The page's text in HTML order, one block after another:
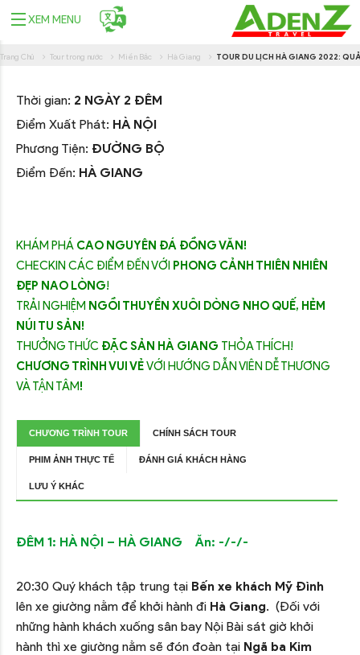
XEM MENU
Trang Chủ Tour trong nước Miền Bắc Hà Giang TOUR DU LỊCH HÀ GIANG 2022:
Thời gian: 2 NGÀY 2 ĐÊM
Điểm Xuất Phát: HÀ NỘI
Phương Tiện: ĐƯỜNG BỘ
Điểm Đến: HÀ GIANG
KHÁM PHÁ CAO NGUYÊN ĐÁ ĐỒNG VĂN!
CHECKIN CÁC ĐIỂM ĐẾN VỚI PHONG CẢNH THIÊN NHIÊN
ĐẸP NAO LÒNG!
TRẢI NGHIỆM NGỒI THUYỀN XUÔI DÒNG NHO QUẾ, HẺM
NÚI TU SẢN!
THƯỞNG THỨC ĐẶC SẢN HÀ GIANG THỎA THÍCH!
CHƯƠNG TRÌNH VUI VẺVỚI HƯỚNG DẪN VIÊN DỄ THƯƠNG
VÀ TẬN TÂM!
CHƯƠNG TRÌNH TOUR CHÍNH SÁCH TOUR
PHIM ẢNH THỰC TẾ ĐÁNH GIÁ KHÁCH HÀNG
LƯU Ý KHÁC
ĐÊM 1: HÀ NỘI – HÀ GIANG Ăn: -/-/-
20:30 Quý khách tập trung tại Bến xe khách Mỹ Đình
lên xe giường nằm để khởi hành đi Hà Giang. (Đối với
những hành khách xuống sân bay Nội Bài sát giờ khởi
hành thì xe giường nằm sẽ đón đoàn tại Ngã ba Kim